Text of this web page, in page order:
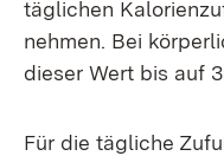
täglichen
nehmen. Bei
dieser Wert bis auf
Für die tägliche